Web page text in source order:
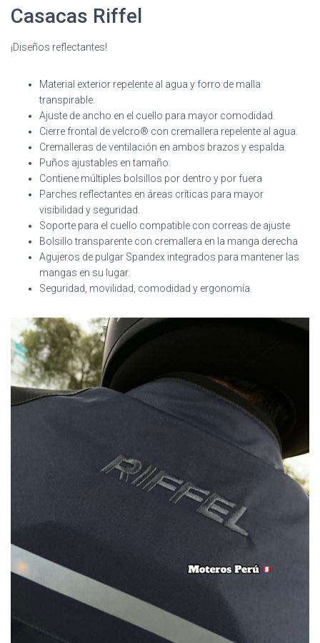
Casacas Riffel
¡Diseños reflectantes!
Material exterior repelente al agua y forro de malla
transpirable.
Ajuste de ancho en el cuello para mayor comodidad.
Cierre frontal de velcro® con cremallera repelente al agua.
Cremalleras de ventilación en ambos brazos y espalda.
Puños ajustables en tamaño.
Contiene múltiples bolsillos por dentro y por fuera
Parches reflectantes en áreas críticas para mayor
visibilidad y seguridad.
Soporte para el cuello compatible con correas de ajuste
Bolsillo transparente con cremallera en la manga derecha
Agujeros de pulgar Spandex integrados para mantener las
mangas en su lugar.
Seguridad, movilidad, comodidad y ergonomía.